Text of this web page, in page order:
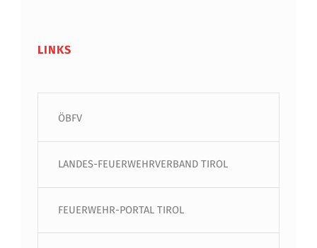
LINKS
ÖBFV
LANDES-FEUERWEHRVERBAND TIROL
FEUERWEHR-PORTAL TIROL